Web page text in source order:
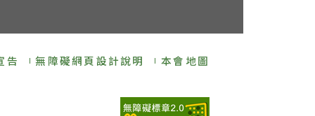
告 無障礙網頁設計說明 本會地圖